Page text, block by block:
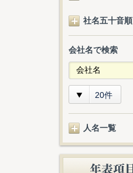
社名五十音順
会社名で検索
20件
人名一覧